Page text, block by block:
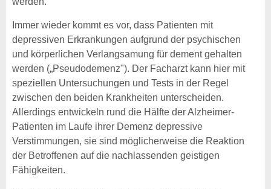
Immer wieder kommt es vor, dass Patienten mit
depressiven Erkrankungen aufgrund der psychischen
und körperlichen Verlangsamung für dement gehalten
werden („Pseudodemenz"). Der Facharzt kann hier mit
speziellen Untersuchungen und Tests in der Regel
zwischen den beiden Krankheiten unterscheiden.
Allerdings entwickeln rund die Hälfte der Alzheimer-
Patienten im Laufe ihrer Demenz depressive
Verstimmungen, sie sind möglicherweise die Reaktion
der Betroffenen auf die nachlassenden geistigen
Fähigkeiten.